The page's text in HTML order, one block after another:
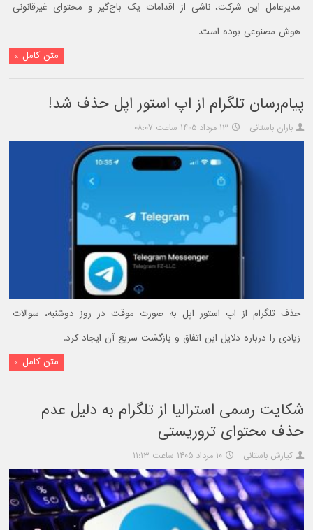
مدیرعامل این شرکت، ناشی از اقدامات یک باج‌گیر و محتوای غیرقانونی
هوش مصنوعی بوده است.
متن کامل »
پیام‌رسان تلگرام از اپ استور اپل حذف شد!
باران باستانی ۱۳ مرداد ۱۴۰۵ ساعت ۰۸:۰۷
حذف تلگرام از اپ استور اپل به صورت موقت در روز دوشنبه، سوالات
زیادی را درباره دلایل این اتفاق و بازگشت سریع آن ایجاد کرد.
متن کامل »
شکایت رسمی استرالیا از تلگرام به دلیل عدم
حذف محتوای تروریستی
کیارش باستانی ۱۰ مرداد ۱۴۰۵ ساعت ۱۱:۱۳